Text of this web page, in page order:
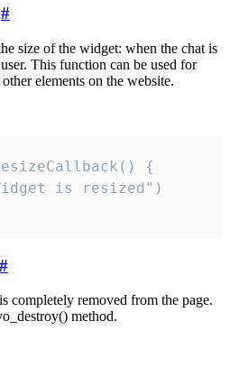
#
size of the widget: when the chat is
This function can be used for
elements on the website.
{
is resized")
#
completely removed from the page.
method.